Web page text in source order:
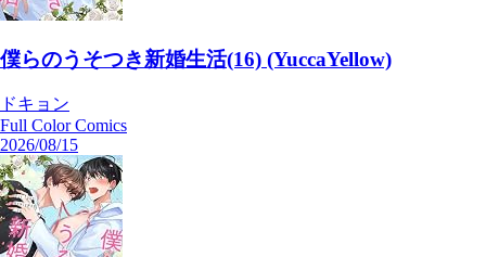
僕らのうそつき新婚生活(16) (YuccaYellow)
ドキョン
Full Color Comics
2026/08/15